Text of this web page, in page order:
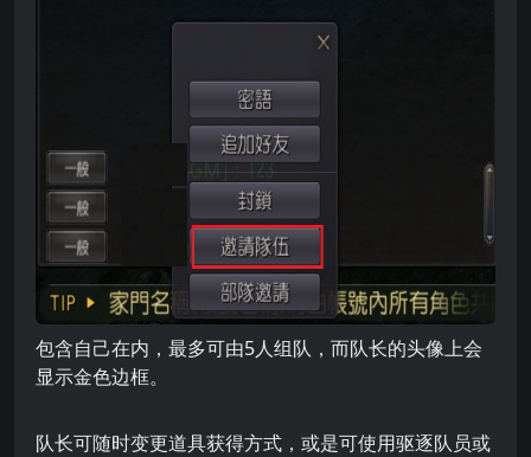
包含自己在内，最多可由5人组队，而队长的头像上会
显示金色边框。
队长可随时变更道具获得方式，或是可使用驱逐队员或